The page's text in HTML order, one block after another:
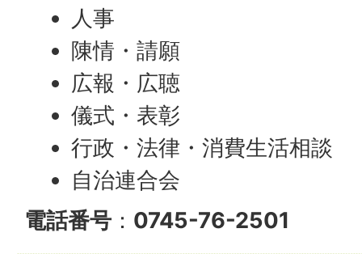
人事
陳情・請願
広報・広聴
儀式・表彰
行政・法律・消費生活相談
自治連合会
電話番号 ： 0745-76-2501